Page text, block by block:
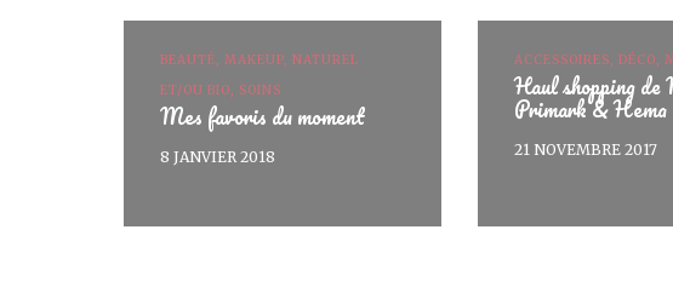
BEAUTÉ, MAKEUP, NATUREL
ET/OU BIO, SOINS
Mes favoris du moment
8 JANVIER 2018
ACCESSOIRES, DÉCO,
Haul shopping de
Primark & Hema
21 NOVEMBRE 2017